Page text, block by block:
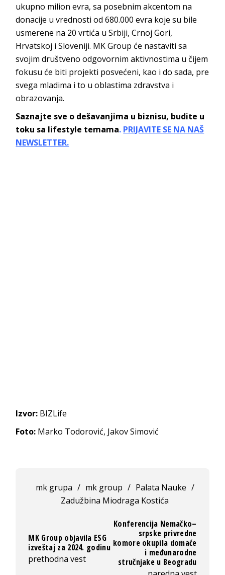
ukupno milion evra, sa posebnim akcentom na
donacije u vrednosti od 680.000 evra koje su bile
usmerene na 20 vrtića u Srbiji, Crnoj Gori,
Hrvatskoj i Sloveniji. MK Group će nastaviti sa
svojim društveno odgovornim aktivnostima u čijem
fokusu će biti projekti posvećeni, kao i do sada, pre
svega mladima i to u oblastima zdravstva i
obrazovanja.
Saznajte sve o dešavanjima u biznisu, budite u
toku sa lifestyle temama. PRIJAVITE SE NA NAŠ
NEWSLETTER.
Izvor: BIZLife
Foto: Marko Todorović, Jakov Simović
mk grupa / mk group / Palata Nauke /
Zadužbina Miodraga Kostića
MK Group objavila ESG
izveštaj za 2024. godinu
prethodna vest
Konferencija Nemačko–
srpske privredne
komore okupila domaće
i međunarodne
stručnjake u Beogradu